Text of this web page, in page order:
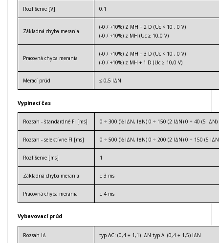
Rozlíšenie [V] 0,1
Základná chyba merania
(-0 / +10%) Z MH + 2 D (Uc < 10 , 0 V)
(-0 / +10%) z MH (Uc ≥ 10,0 V)
Pracovná chyba merania
(-0 / +10%) Z MH + 3 D (Uc < 10 , 0 V)
(-0 / +10%) z MH + 1 D (Uc ≥ 10,0 V)
Merací prúd ≤ 0,5 IΔN
Vypínací čas
Rozsah - štandardné FI [ms] 0 ÷ 300 (½ IΔN, IΔN) 0 ÷ 150 (2 IΔN) 0 ÷ 40 (5 IΔN)
Rozsah - selektívne FI [ms] 0 ÷ 500 (½ IΔN, IΔN) 0 ÷ 200 (2 IΔN) 0 ÷ 150 (5 IΔ
Rozlíšenie [ms] 1
Základná chyba merania ± 3 ms
Pracovná chyba merania ± 4 ms
Vybavovací prúd
Rozsah IΔ typ AC: (0,4 ÷ 1,1) IΔN typ A: (0,4 ÷ 1,5) IΔN